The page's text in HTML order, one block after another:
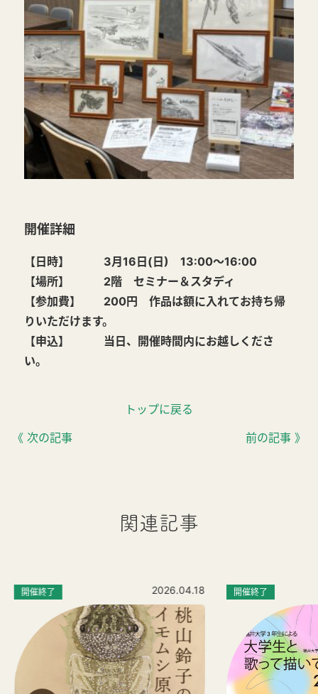
開催詳細
【日時】 3月16日(日) 13:00～16:00
【場所】 2階 セミナー＆スタディ
【参加費】 200円 作品は額に入れてお持ち帰
りいただけます。
【申込】 当日、開催時間内にお越しくださ
い。
《 次の記事
トップに戻る
前の記事 》
関連記事
開催終了 2026.04.18 開催終了